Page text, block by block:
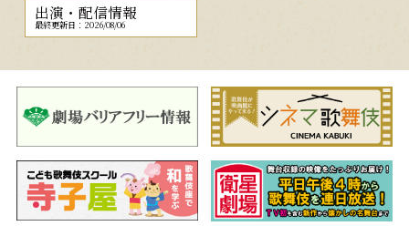
出演・配信情報
最終更新日：2026/08/06